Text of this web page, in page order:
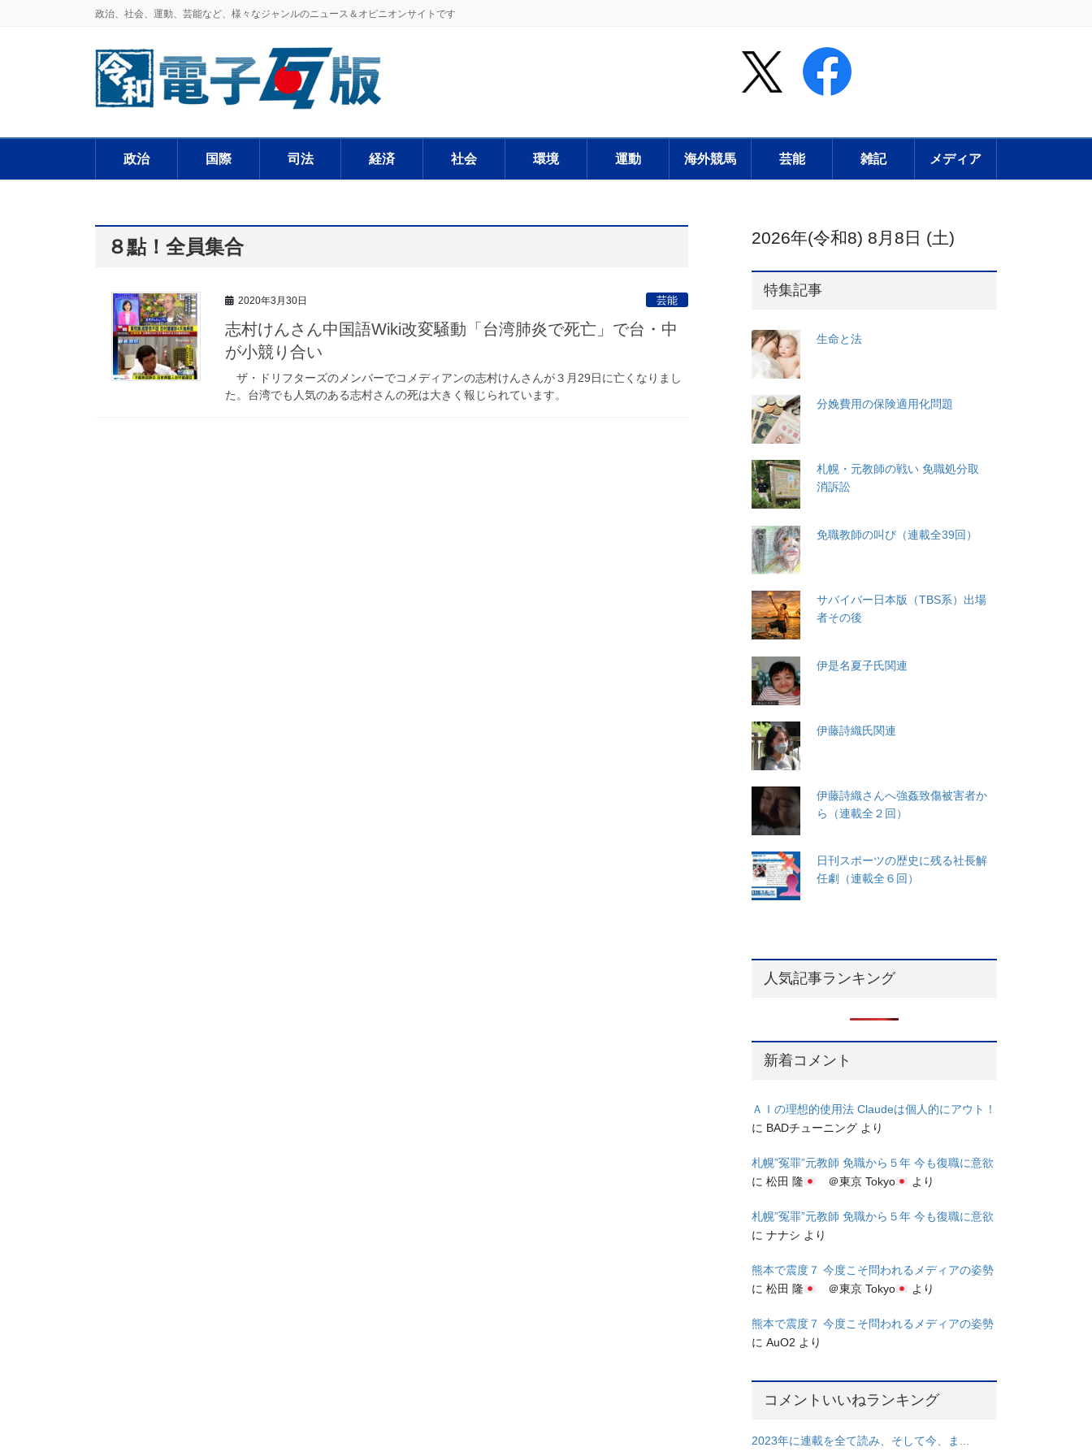
政治、社会、運動、芸能など、様々なジャンルのニュース＆オピニオンサイトです
政治 国際 司法 経済 社会 環境 運動 海外競馬 芸能 雑記 メディア
８點！全員集合
2020年3月30日 芸能
志村けんさん中国語Wiki改変騒動「台湾肺炎で死亡」で台・中
が小競り合い
ザ・ドリフターズのメンバーでコメディアンの志村けんさんが３月29日に亡くなりまし
た。台湾でも人気のある志村さんの死は大きく報じられています。
2026年(令和8) 8月8日 (土)
特集記事
生命と法
分娩費用の保険適用化問題
札幌・元教師の戦い 免職処分取
消訴訟
免職教師の叫び（連載全39回）
サバイバー日本版（TBS系）出場
者その後
伊是名夏子氏関連
伊藤詩織氏関連
伊藤詩織さんへ強姦致傷被害者か
ら（連載全２回）
日刊スポーツの歴史に残る社長解
任劇（連載全６回）
人気記事ランキング
新着コメント
ＡＩの理想的使用法 Claudeは個人的にアウト！
に BADチューニング より
札幌”冤罪”元教師 免職から５年 今も復職に意欲
に松田 隆 ＠東京 Tokyo より
札幌”冤罪”元教師 免職から５年 今も復職に意欲
にナナシ より
熊本で震度７ 今度こそ問われるメディアの姿勢
に松田 隆 ＠東京 Tokyo より
熊本で震度７ 今度こそ問われるメディアの姿勢
にAuO2 より
コメントいいねランキング
2023年に連載を全て読み、そして今、ま...